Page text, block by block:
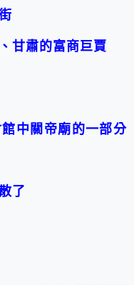
甘肅的富商巨賈
中關帝廟的一部分
了